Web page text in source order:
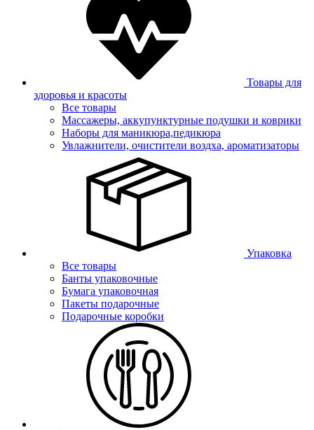
Товары для
здоровья и красоты
Все товары
Массажеры, аккупунктурные подушки и коврики
Наборы для маникюра,педикюра
Увлажнители, очистители воздха, ароматизаторы
Упаковка
Все товары
Банты упаковочные
Бумага упаковочная
Пакеты подарочные
Подарочные коробки